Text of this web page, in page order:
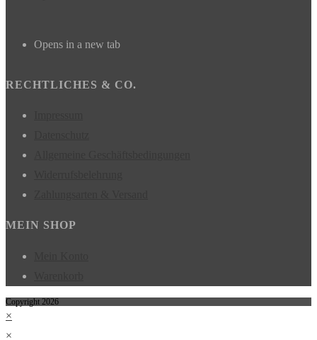
Opens in a new tab
RECHTLICHES & CO.
MEIN SHOP
Copyright 2026
×
×